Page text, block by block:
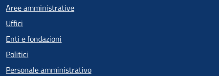
Aree amministrative
Uffici
Enti e fondazioni
Politici
Personale amministrativo